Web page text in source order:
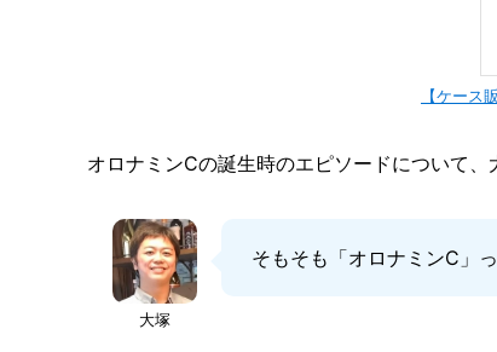
【ケース
オロナミンCの誕生時のエピソードについて、
大塚
そもそも「オロナミンC」